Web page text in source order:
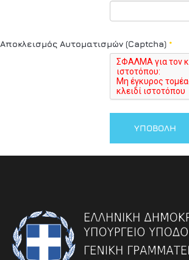
Αποκλεισμός Αυτοματισμών (Captcha) *
ΥΠΟΒΟΛΉ